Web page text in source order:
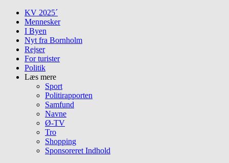
Skip
content
KV 2025´
Mennesker
I Byen
Nyt fra Bornholm
Rejser
For turister
Politik
Læs mere
Sport
Politirapporten
Samfund
Navne
Ø-TV
Tro
Shopping
Sponsoreret Indhold